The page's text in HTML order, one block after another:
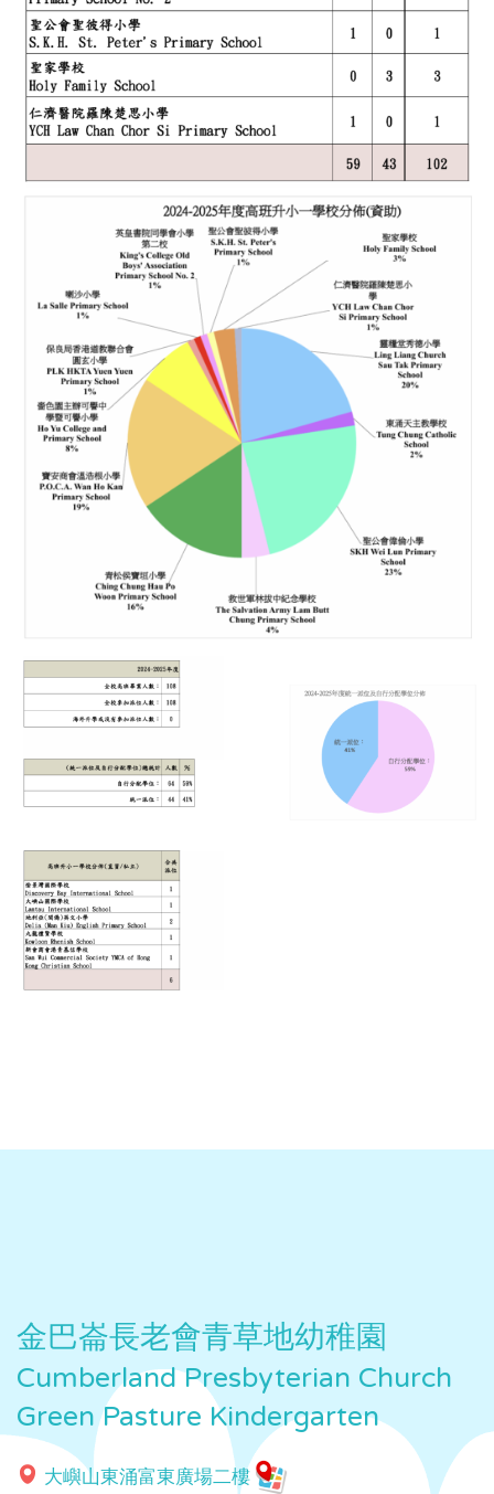
金巴崙長老會青草地幼稚園
Cumberland Presbyterian Church
Green Pasture Kindergarten
大嶼山東涌富東廣場二樓